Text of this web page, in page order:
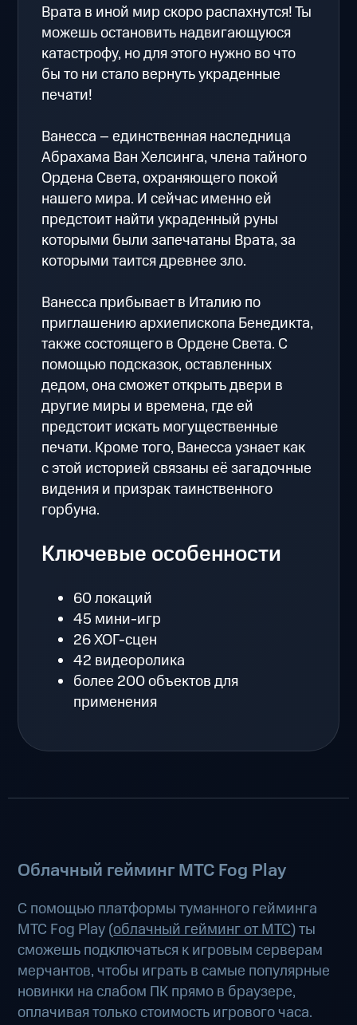
Врата в иной мир скоро распахнутся! Ты
можешь остановить надвигающуюся
катастрофу, но для этого нужно во что
бы то ни стало вернуть украденные
печати!
Ванесса – единственная наследница
Абрахама Ван Хелсинга, члена тайного
Ордена Света, охраняющего покой
нашего мира. И сейчас именно ей
предстоит найти украденный руны
которыми были запечатаны Врата, за
которыми таится древнее зло.
Ванесса прибывает в Италию по
приглашению архиепископа Бенедикта,
также состоящего в Ордене Света. С
помощью подсказок, оставленных
дедом, она сможет открыть двери в
другие миры и времена, где ей
предстоит искать могущественные
печати. Кроме того, Ванесса узнает как
с этой историей связаны её загадочные
видения и призрак таинственного
горбуна.
Ключевые особенности
60 локаций
45 мини-игр
26 ХОГ-сцен
42 видеоролика
более 200 объектов для
применения
Облачный гейминг МТС Fog Play
С помощью платформы туманного гейминга
МТС Fog Play (облачный гейминг от МТС) ты
сможешь подключаться к игровым серверам
мерчантов, чтобы играть в самые популярные
новинки на слабом ПК прямо в браузере,
оплачивая только стоимость игрового часа.